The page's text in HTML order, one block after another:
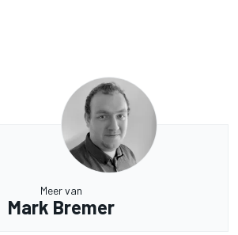
Meer van
Mark Bremer